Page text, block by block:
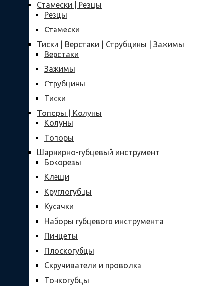
Стамески | Резцы
Резцы
Стамески
Тиски | Верстаки | Струбцины | Зажимы
Верстаки
Зажимы
Струбцины
Тиски
Топоры | Колуны
Колуны
Топоры
Шарнирно-губцевый инструмент
Бокорезы
Клещи
Круглогубцы
Кусачки
Наборы губцевого инструмента
Пинцеты
Плоскогубцы
Скручиватели и проволка
Тонкогубцы